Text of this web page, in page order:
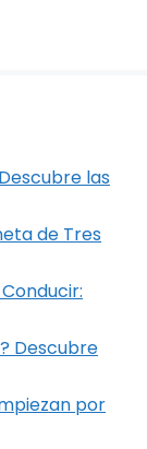
las
de Tres
Descubre
por